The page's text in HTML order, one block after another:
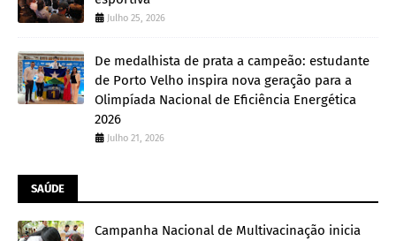
Julho 25, 2026
De medalhista de prata a campeão: estudante
de Porto Velho inspira nova geração para a
Olimpíada Nacional de Eficiência Energética
2026
Julho 21, 2026
SAÚDE
Campanha Nacional de Multivacinação inicia